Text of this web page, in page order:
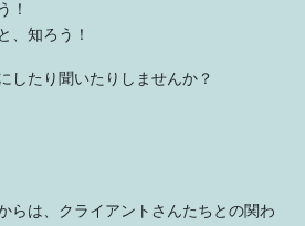
！
、知ろう！
したり聞いたりしませんか？
らは、クライアントさんたちとの関わ